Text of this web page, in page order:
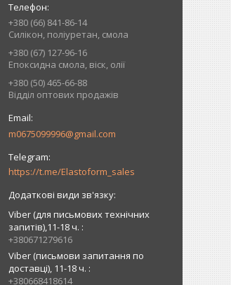
+380 (66) 841-86-14
Силікон, поліуретан, смола
+380 (67) 127-96-16
Епоксидна смола, віск, олії
+380 (50) 465-66-88
Відділ оптових продажів
m0675099996@gmail.com
https://t.me/Elastoform_sales
Viber (для письмових технічних
запитів),11-18 ч.
+380671279616
Viber (письмови запитання по
доставці), 11-18 ч.
+380668418614